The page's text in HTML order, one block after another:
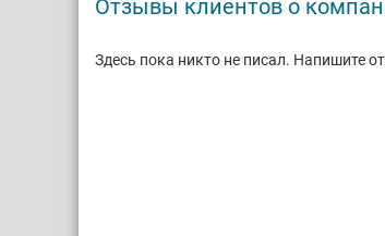
Отзывы клиентов о
Здесь пока никто не писал. Напишите